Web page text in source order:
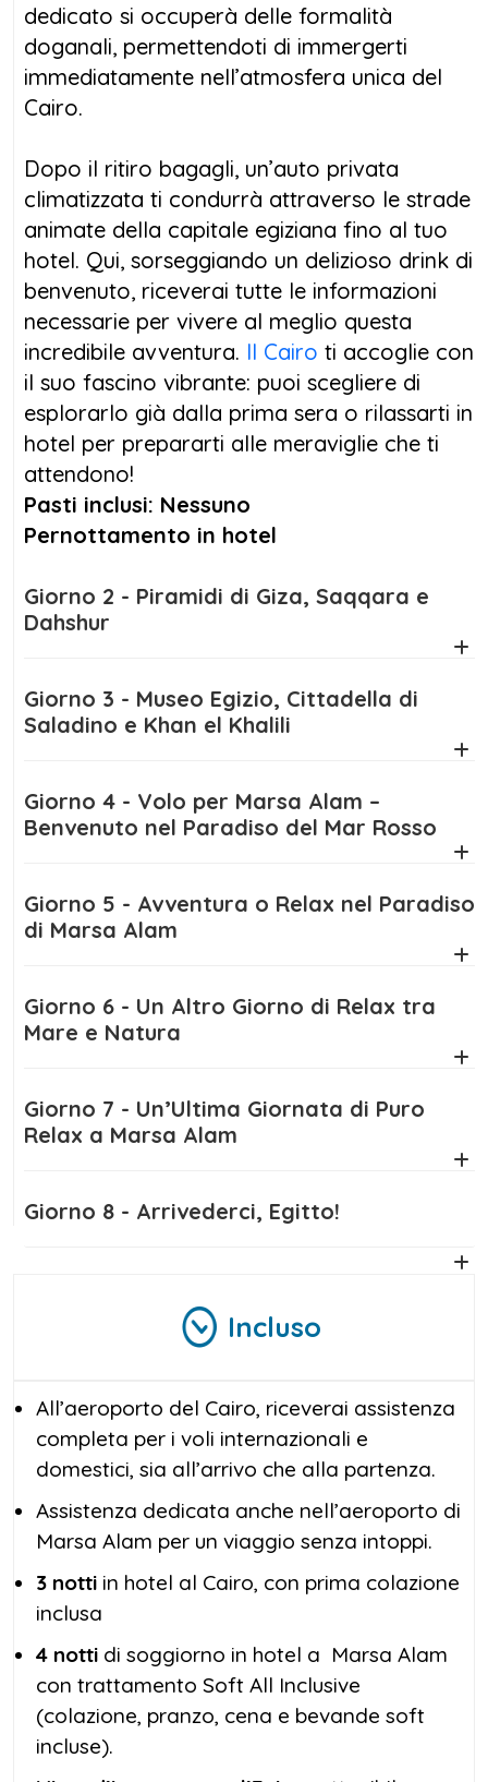
Il viaggio continua con la visita aSaqqara
Dahshur,, luoghi meno conosciuti ma ricchi di
storia e meraviglie architettoniche. Passeggia
Zoser e ammira la perfezione della Piramide
Rossa, capolavori dell’antica ingegneria
egizia. Non mancherà l’occasione di
esplorare laCittadella di Saladinoe il
coloratomercato di Khan El Khalili, dove
potrai assaporare la vera essenza del
viaggio Cairo e Mar Rosso, tra spezie
profumate e artigianato locale.
Dopo queste incredibili tappe, il viaggio
Egitto Cairo e mare prosegue verso una
destinazione da sogno: il Mar Rosso! Con un
comodo volo, raggiungerai
puro relax in un resort di lusso. Le sue
spiagge dorate e le acque cristalline sono
sottomarine con immersioni indimenticabili o
nuotare con i delfini a Sataya Reef. Se
preferisci l’adrenalina, un safari in quad tra le
dune o una cena beduina sotto le stelle
renderanno il tuo
E per chi desidera solo rilassarsi, il resort
offre spa, piscine infinity e angoli di pace con
intense tra cultura, mare e avventura, il tour
si conclude con un ultimo saluto alle acque
unito l’anima misteriosa dell’Antico Egitto alla
Piramidi. Sei pronto a partire per questa
esperienza unica? Il tuo
dedicato si occuperà delle formalità
doganali, permettendoti di immergerti
immediatamente nell’atmosfera unica del
Cairo.
Dopo il ritiro bagagli, un’auto privata
climatizzata ti condurrà attraverso le strade
animate della capitale egiziana fino al tuo
hotel. Qui, sorseggiando un delizioso drink di
benvenuto, riceverai tutte le informazioni
necessarie per vivere al meglio questa
incredibile avventura. Il Cairo ti accoglie con
il suo fascino vibrante: puoi scegliere di
esplorarlo già dalla prima sera o rilassarti in
hotel per prepararti alle meraviglie che ti
attendono!
Pasti inclusi: Nessuno
Pernottamento in hotel
Giorno 2 - Piramidi di Giza, Saqqara e
Dahshur
Giorno 3 - Museo Egizio, Cittadella di
Saladino e Khan el Khalili
Giorno 4 - Volo per Marsa Alam –
Benvenuto nel Paradiso del Mar Rosso
Giorno 5 - Avventura o Relax nel Paradiso
di Marsa Alam
Giorno 6 - Un Altro Giorno di Relax tra
Mare e Natura
Giorno 7 - Un’Ultima Giornata di Puro
Relax a Marsa Alam
Giorno 8 - Arrivederci, Egitto!
Incluso
All’aeroporto del Cairo, riceverai assistenza
completa per i voli internazionali e
domestici, sia all’arrivo che alla partenza.
Assistenza dedicata anche nell’aeroporto di
Marsa Alam per un viaggio senza intoppi.
3 notti in hotel al Cairo, con prima colazione
inclusa
4 notti di soggiorno in hotel a Marsa Alam
con trattamento Soft All Inclusive
(colazione, pranzo, cena e bevande soft
incluse).